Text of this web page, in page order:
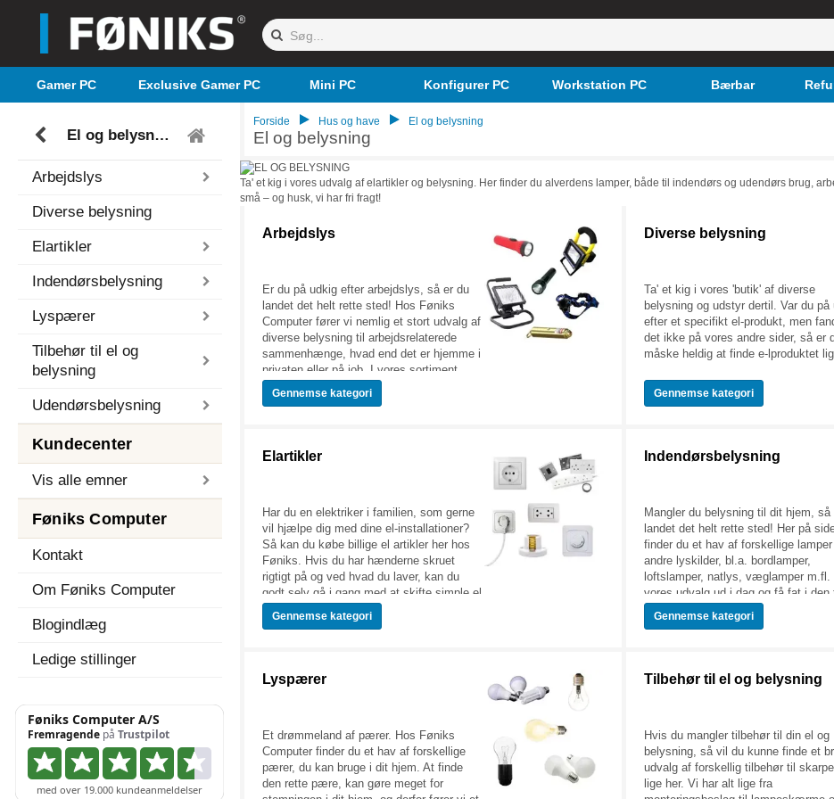
Gamer PC Exclusive Gamer PC Mini PC Konfigurer PC Workstation PC Bærbar
El og belysning
Arbejdslys
Diverse belysning
Elartikler
Indendørsbelysning
Lyspærer
Tilbehør til el og
belysning
Udendørsbelysning
Kundecenter
Vis alle emner
Føniks Computer
Kontakt
Om Føniks Computer
Blogindlæg
Ledige stillinger
Forside Hus og have El og belysning
El og belysning
Ta' et kig i vores udvalg af elartikler og belysning. Her finder du alverdens lamper, både til indendørs og udendørs brug,
små – og husk, vi har fri fragt!
Arbejdslys
Er du på udkig efter arbejdslys, så er du
landet det helt rette sted! Hos Føniks
Computer fører vi nemlig et stort udvalg af
diverse belysning til arbejdsrelaterede
sammenhænge, hvad end det er hjemme i
privaten eller på job. I vores sortiment
finder du bl.a. projektører, nødlamper,
lommelygter og meget mere. Se det fulde
Gennemsekategori
Diverse belysning
Ta' et kig i vores 'butik' af diverse
belysning og udstyr dertil. Var du på
efter et specifikt el-produkt, men
det ikke på vores andre sider, så er
måske heldig at finde e-lproduktet
Gennemsekategori
Elartikler
Har du en elektriker i familien, som gerne
vil hjælpe dig med dine el-installationer?
Så kan du købe billige el artikler her hos
Føniks. Hvis du har hænderne skruet
rigtigt på og ved hvad du laver, kan du
godt selv gå i gang med at skifte simple el
opgaver. Men du skal altid tænke dig godt
om, inden du går i gang. Hvis du har behov
artikler på siden her, så du kan komme
godt i gang, eller sætte andre godt i gang.
Gennemsekategori
Indendørsbelysning
Mangler du belysning til dit hjem, så
landet det helt rette sted! Her på
finder du et hav af forskellige
andre lyskilder, bl.a. bordlamper,
loftslamper, natlys, væglamper m.fl.
vores udvalg ud i dag og få fat i den
belysning, du mangler hjemme hos
Gennemsekategori
Lyspærer
Et drømmeland af pærer. Hos Føniks
Computer finder du et hav af forskellige
pærer, du kan bruge i dit hjem. At finde
den rette pære, kan gøre meget for
Tilbehør til el og belysning
Hvis du mangler tilbehør til din el og
belysning, så vil du kunne finde et
udvalg af forskellig tilbehør til
lige her. Vi har alt lige fra